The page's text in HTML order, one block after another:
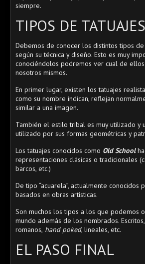
siempre.
TIPOS DE TATUAJES
Debemos de conocer los distintos tipos
según su técnica y diseño. Esto es muy
conociéndolos podremos ver cual de ellos
nosotros mismos.
En primer lugar, existen los tatuajes
como su nombre indican, reflejan
similar a una imagen.
También el estilo tribal es muy utilizado y
utilizado por sus formas geométricas y
Los tatuajes conocidos como Old School
representaciones clásicas o tradicionales
barcos, etc.)
De tipo “acuarela”, actualmente conocidos
basados en obras artísticas.
Son muchos los tipos a los que podemos
mundo además de los nombrados.
romanos, hand poked, lineales, etc.
EL PASO FINAL